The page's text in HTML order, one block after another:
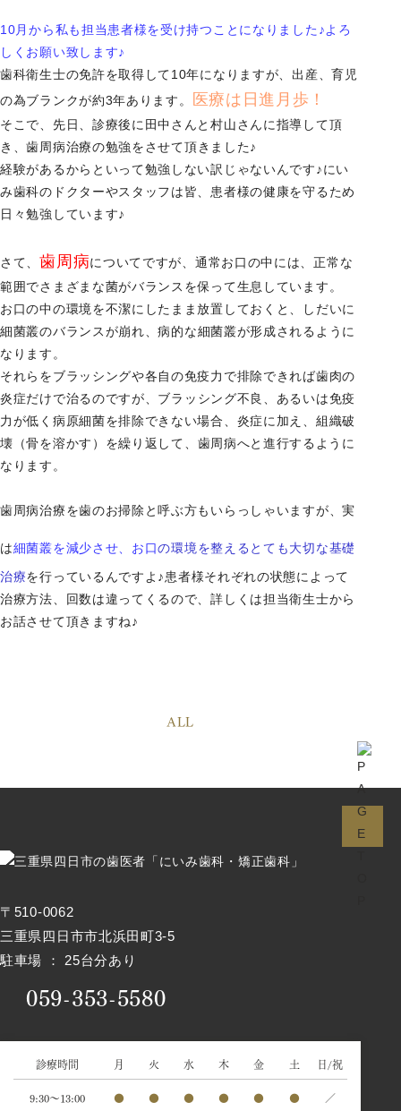
10月から私も担当患者様を受け持つことになりました♪よろ
しくお願い致します♪
歯科衛生士の免許を取得して10年になりますが、出産、育児
の為ブランクが約3年あります。
医療は日進月歩！
そこで、先日、診療後に田中さんと村山さんに指導して頂
き、歯周病治療の勉強をさせて頂きました♪
経験があるからといって勉強しない訳じゃないんです♪にい
み歯科のドクターやスタッフは皆、 患者様の健康を守るため
日々勉強しています♪
さて、歯周病についてですが、通常お口の中には、正常な
範囲でさまざまな菌がバランスを保って生息しています。
お口の中の環境を不潔にしたまま放置しておくと、
しだいに
細菌叢のバランスが崩れ、病的な細菌叢が形成されるように
なります。
それらをブラッシングや各自の免疫力で排除できれば歯肉の
炎症だけで治るのですが、ブラッシング不良、 あるいは免疫
力が低く病原細菌を排除できない場合、炎症に加え、 組織破
壊（骨を溶かす）を繰り返して、 歯周病へと進行するように
なります。
歯周病治療を歯のお掃除と呼ぶ方もいらっしゃいますが、実
は細菌叢を減少させ、 お口の環境を整えるとても大切な基礎
治療を行っているんですよ♪患者様それぞれの状態によって
治療方法、回数は違ってくるので、詳しくは担当衛生士から
お話させて頂きますね♪
ALL
〒510-0062
三重県四日市市北浜田町3-5
駐車場 ： 25台分あり
059-353-5580
診療時間 月 火 水 木 金 土
日/祝
9:30～13:00
● ● ● ● ● ● ／